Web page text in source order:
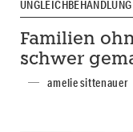
Familien
schwer
amelie sittenauer